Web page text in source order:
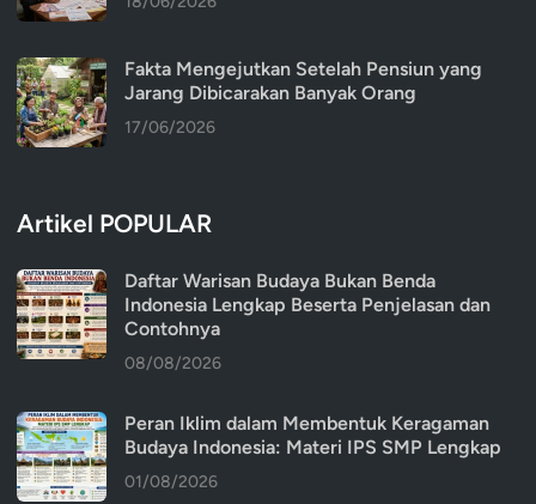
Fakta Mengejutkan Setelah Pensiun yang
Jarang Dibicarakan Banyak Orang
17/06/2026
Artikel POPULAR
Daftar Warisan Budaya Bukan Benda
Indonesia Lengkap Beserta Penjelasan dan
Contohnya
08/08/2026
Peran Iklim dalam Membentuk Keragaman
Budaya Indonesia: Materi IPS SMP Lengkap
01/08/2026